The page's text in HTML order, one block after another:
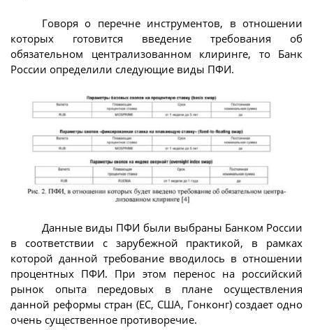
Говоря о перечне инструментов, в отношении
которых готовится введение требования об
обязательном централизованном клиринге, то Банк
России определили следующие виды ПФИ.
Данные виды ПФИ были выбраны Банком России
в соответствии с зарубежной практикой, в рамках
которой данной требование вводилось в отношении
процентных ПФИ. При этом перенос на российский
рынок опыта передовых в плане осуществления
данной реформы стран (ЕС, США, Гонконг) создает одно
очень существенное противоречие.